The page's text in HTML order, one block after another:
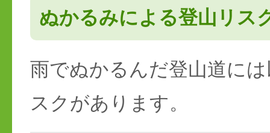
ぬかるみによる登山リス
雨でぬかるんだ登山道に
スクがあります。